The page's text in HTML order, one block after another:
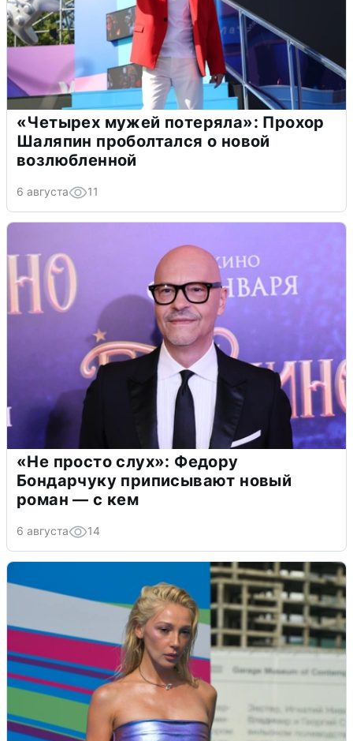
«Четырех мужей потеряла»: Прохор
Шаляпин проболтался о новой
возлюбленной
6 августа 11
«Не просто слух»: Федору
Бондарчуку приписывают новый
роман — с кем
6 августа 14